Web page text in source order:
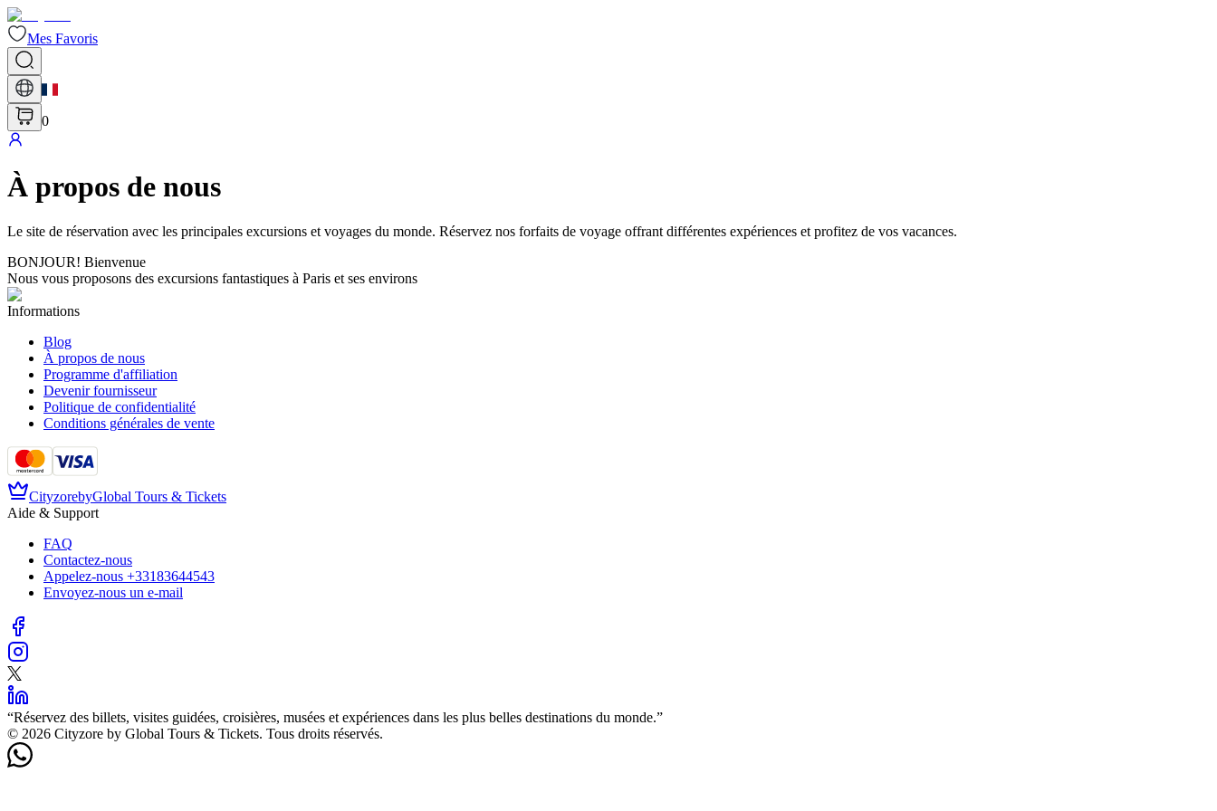
Mes Favoris
0
À propos de nous
Le site de réservation avec les principales excursions et voyages du monde. Réservez nos forfaits de voyage offrant différentes expériences et profitez de vos vacances.
BONJOUR! Bienvenue
Nous vous proposons des excursions fantastiques à Paris et ses environs
Informations
Blog
À propos de nous
Programme d'affiliation
Devenir fournisseur
Politique de confidentialité
Conditions générales de vente
CityzorebyGlobal Tours & Tickets
Aide & Support
FAQ
Contactez-nous
Appelez-nous +33183644543
Envoyez-nous un e-mail
“Réservez des billets, visites guidées, croisières, musées et expériences dans les plus belles destinations du monde.”
©️ 2026 Cityzore by Global Tours & Tickets. Tous droits réservés.